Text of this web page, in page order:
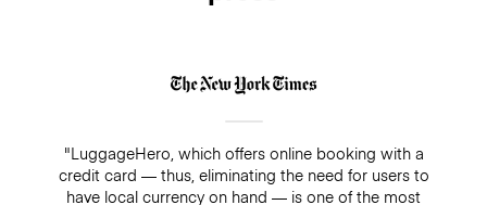
"LuggageHero, which offers online booking with a
credit card — thus, eliminating the need for users to
have local currency on hand — is one of the most